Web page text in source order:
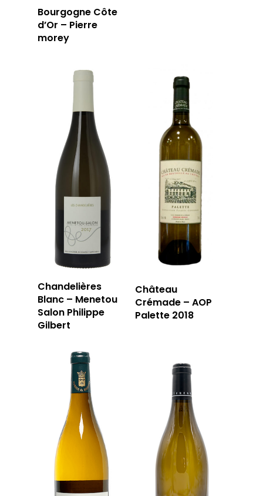
Bourgogne Côte
d’Or – Pierre
morey
Chandelières
Blanc – Menetou
Salon Philippe
Gilbert
Château
Crémade – AOP
Palette 2018